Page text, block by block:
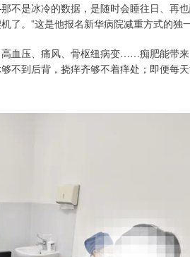
是冰冷的数据，是随时会睡往日、再
了。”这是他报名新华病院减重方式的独
血压、痛风、骨枢纽病变……痴肥能带来
不到后背，挠痒齐够不着痒处；即便每